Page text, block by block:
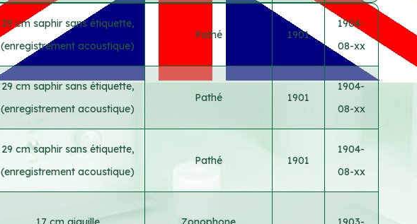
29 cm saphir sans étiquette,
(enregistrement acoustique)
Pathé 1901
1904-
08-xx
29 cm saphir sans étiquette,
(enregistrement acoustique)
Pathé 1901
1904-
08-xx
29 cm saphir sans étiquette,
(enregistrement acoustique)
Pathé 1901
1904-
08-xx